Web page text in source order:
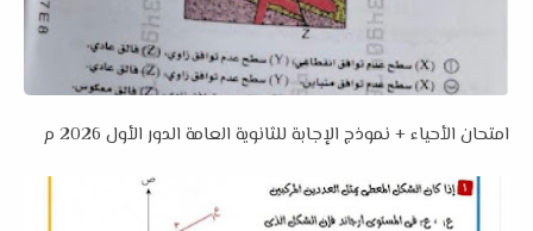
امتحان الأحياء + نموذج الإجابة للثانوية العامة الدور الأول 2026 م